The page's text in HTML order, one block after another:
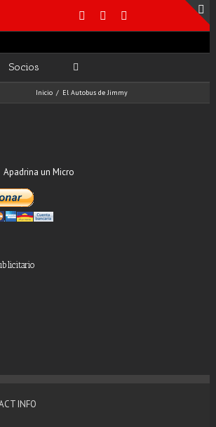
Socios
Inicio / El Autobus de Jimmy
Apadrina un Micro
INFO